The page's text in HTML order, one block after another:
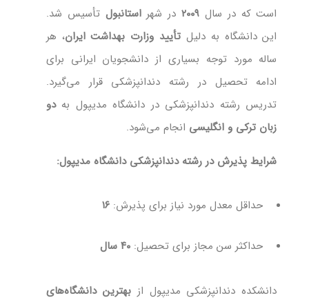
است که در سال ۲۰۰۹در شهراستانبول تأسیس شد.
این دانشگاه به دلیل تأیید وزارت بهداشت ایران، هر
ساله مورد توجه بسیاری از دانشجویان ایرانی برای
ادامه تحصیل در رشته دندانپزشکی قرار می‌گیرد.
تدریس رشته دندانپزشکی در دانشگاه مدیپول بهدو
زبان ترکی و انگلیسی انجام می‌شود.
شرایط پذیرش در رشته دندانپزشکی دانشگاه مدیپول:
حداقل معدل مورد نیاز برای پذیرش: ۱۶
حداکثر سن مجاز برای تحصیل: ۴۰ سال
دانشکده دندانپزشکی مدیپول ازبهترین دانشگاه‌های